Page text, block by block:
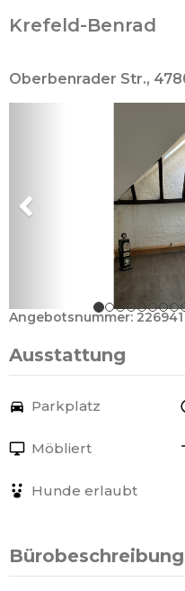
Krefeld-Benrad
Oberbenrader Str.,
Angebotsnummer: 226941
Ausstattung
Parkplatz
Möbliert
Hunde erlaubt
Bürobeschreibung